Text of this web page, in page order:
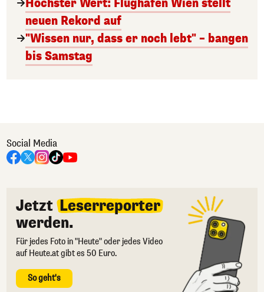
Höchster Wert: Flughafen Wien stellt
neuen Rekord auf
"Wissen nur, dass er noch lebt" – bangen
bis Samstag
Social Media
Jetzt Leserreporter
werden.
Für jedes Foto in "Heute" oder jedes Video
auf Heute.at gibt es 50 Euro.
So geht's